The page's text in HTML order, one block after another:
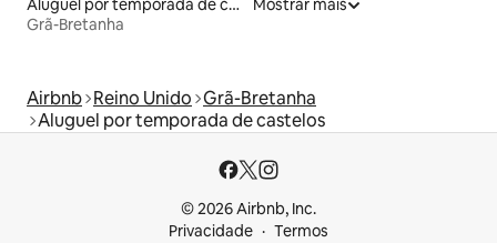
Aluguel por temporada de casas na terra
Grã-Bretanha
Mostrar mais
Airbnb Reino Unido Grã-Bretanha
Aluguel por temporada de castelos
© 2026 Airbnb, Inc.
Privacidade
Termos